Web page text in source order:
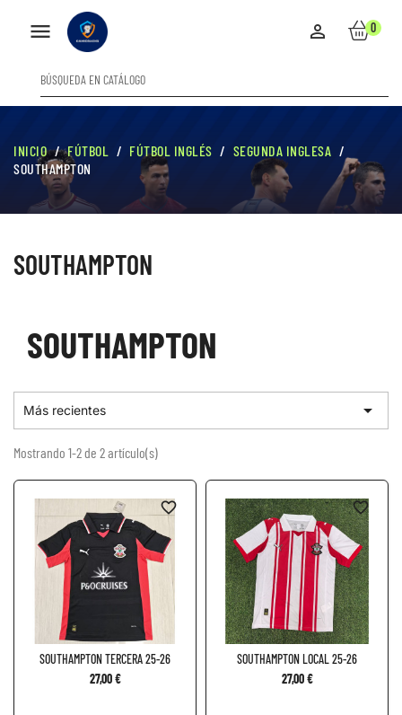
 0

INICIO FÚTBOL FÚTBOL INGLÉS
SEGUNDA INGLESA
SOUTHAMPTON
SOUTHAMPTON
SOUTHAMPTON
Más recientes 
Mostrando 1-2 de 2 artículo(s)
SOUTHAMPTON TERCERA 25-26
27,00 €
favorite_border
SOUTHAMPTON LOCAL 25-26
27,00 €
favorite_border